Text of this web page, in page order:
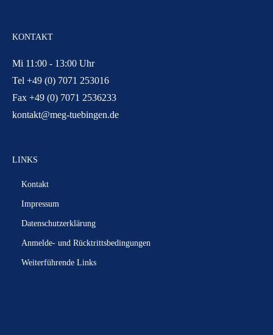
KONTAKT
Mi 11:00 - 13:00 Uhr
Tel +49 (0) 7071 253016
Fax +49 (0) 7071 2536233
kontakt@meg-tuebingen.de
LINKS
Kontakt
Impressum
Datenschutzerklärung
Anmelde- und Rücktrittsbedingungen
Weiterführende Links